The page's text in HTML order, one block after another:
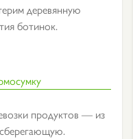
деревянную
ботинок.
продуктов — из